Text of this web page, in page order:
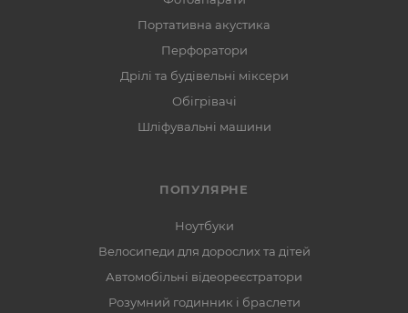
Портативна акустика
Перфоратори
Дрілі та будівельні міксери
Обігрівачі
Шліфувальні машини
ПОПУЛЯРНЕ
Ноутбуки
Велосипеди для дорослих та дітей
Автомобільні відеореєстратори
Розумний годинник і браслети